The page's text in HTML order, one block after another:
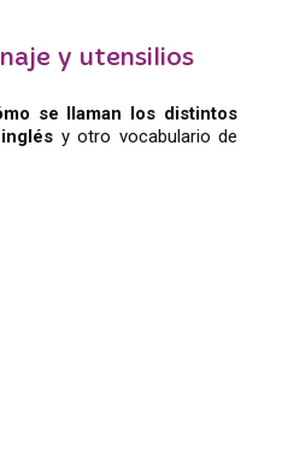
y utensilios
se llaman los distintos
y otro vocabulario de